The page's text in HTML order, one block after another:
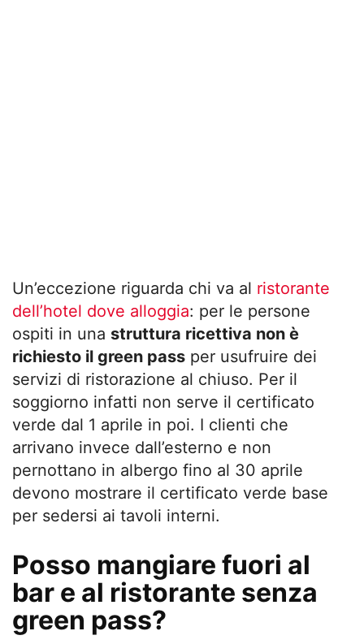
Un’eccezione riguarda chi va al ristorante
dell’hotel dove alloggia: per le persone
ospiti in una struttura ricettiva non è
richiesto il green pass per usufruire dei
servizi di ristorazione al chiuso. Per il
soggiorno infatti non serve il certificato
verde dal 1 aprile in poi. I clienti che
arrivano invece dall’esterno e non
pernottano in albergo fino al 30 aprile
devono mostrare il certificato verde base
per sedersi ai tavoli interni.
Posso mangiare fuori al
bar e al ristorante senza
green pass?